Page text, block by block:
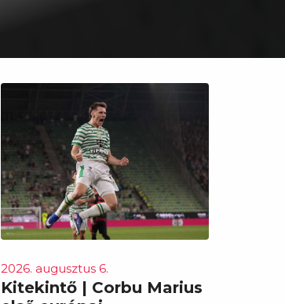
2026. augusztus 6.
Kitekintő | Corbu Marius